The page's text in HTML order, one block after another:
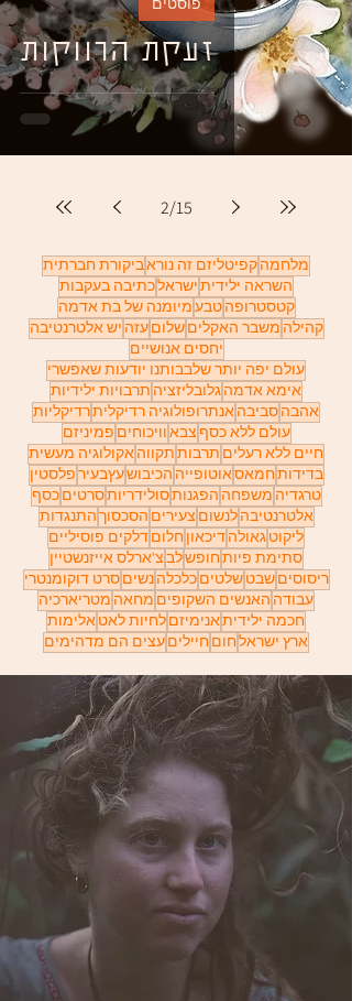
זעקת הרווקות
פוסטים
2/15
ביקורת חברתיתקפיטליזם זה נורא מלחמה
כתיבה בעקבותישראל השראה ילידית
מיומנה של בת אדמה טבע קטסטרופה
יש אלטרנטיבה עזה שלום משבר האקלים קהילה
יחסים אנושיים
עולם יפה יותר שלבבותנו יודעות שאפשרי
תרבויות ילידיות גלובליזציה אימא אדמה
רדיקליותאנתרופולוגיה רדיקלית סביבה אהבה
פמיניזם וויכוחים צבא עולם ללא כסף
אקולוגיה מעשית תקווה תרבות חיים ללא רעלים
פלסטין עץבעירהכיבוש אוטופייהחמאס בדידות
כסף סרטיםסולידריותהפגנות משפחה טרגדיה
התנגדות הסכסוך צעירים לנשום אלטרנטיבה
דלקים פוסיליים חלום דיכאון גאולה ליקוט
צ'ארלס אייזנשטיין לבחופש סתימת פיות
סרט דוקומנטרי נשים כלכלה שלטים שבט ריסוסים
מטריארכיה מחאה האנשים השקופים עבודה
אלימות לחיות לאט אנימיזםחכמה ילידית
עצים הם מדהימים חיילים חום ארץ ישראל